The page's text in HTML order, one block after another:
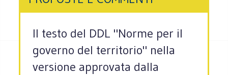
Il testo del DDL "Norme per il
governo del territorio" nella
versione approvata dalla